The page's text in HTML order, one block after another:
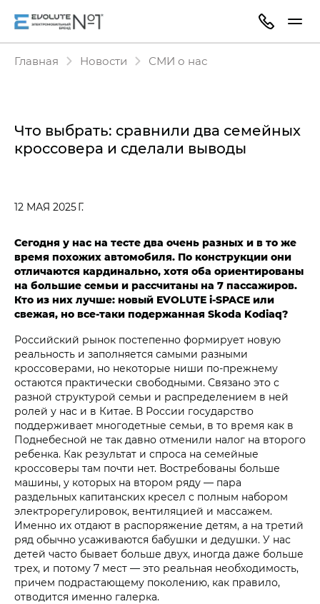
Главная Новости СМИ о нас
Что выбрать: сравнили два семейных
кроссовера и сделали выводы
12 МАЯ 2025 Г.
Сегодня у нас на тесте два очень разных и в то же
время похожих автомобиля. По конструкции они
отличаются кардинально, хотя оба ориентированы
на большие семьи и рассчитаны на 7 пассажиров.
Кто из них лучше: новый EVOLUTE i‑SPACE или
свежая, но все-таки подержанная Skoda Kodiaq?
Российский рынок постепенно формирует новую
реальность и заполняется самыми разными
кроссоверами, но некоторые ниши по-прежнему
остаются практически свободными. Связано это с
разной структурой семьи и распределением в ней
ролей у нас и в Китае. В России государство
поддерживает многодетные семьи, в то время как в
Поднебесной не так давно отменили налог на второго
ребенка. Как результат и спроса на семейные
кроссоверы там почти нет. Востребованы больше
машины, у которых на втором ряду — пара
раздельных капитанских кресел с полным набором
электрорегулировок, вентиляцией и массажем.
Именно их отдают в распоряжение детям, а на третий
ряд обычно усаживаются бабушки и дедушки. У нас
детей часто бывает больше двух, иногда даже больше
трех, и потому 7 мест — это реальная необходимость,
причем подрастающему поколению, как правило,
отводится именно галерка.